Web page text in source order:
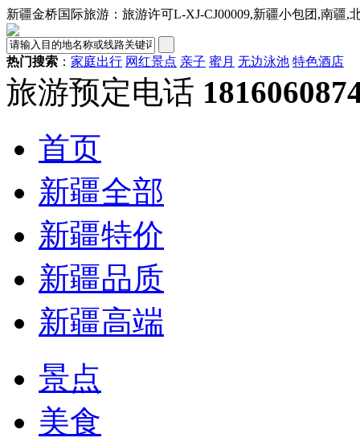
新疆金桥国际旅游：旅游许可L-XJ-CJ00009,新疆小包团,南疆,
热门搜索 ： 家庭出行 网红景点 亲子 蜜月 无边泳池 特色酒店
旅游预定电话
首页
新疆全部
新疆特价
新疆品质
新疆高端
景点
美食